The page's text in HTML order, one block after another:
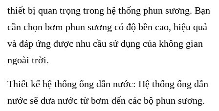
thiết bị quan trọng trong hệ thống phun sương. Bạn
cần chọn bơm phun sương có độ bền cao, hiệu quả
và đáp ứng được nhu cầu sử dụng của không gian
ngoài trời.
Thiết kế hệ thống ống dẫn nước: Hệ thống ống dẫn
nước sẽ đưa nước từ bơm đến các bộ phun sương.